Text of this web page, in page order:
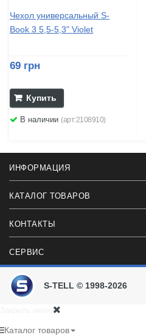
Чехол универсальный S-
Book 3 5,5-5,3" Violet
69 грн
Купить
В наличии (арт:2108910)
ИНФОРМАЦИЯ
КАТАЛОГ ТОВАРОВ
КОНТАКТЫ
СЕРВИС
S-TELL © 1998-2026
Каталог товаров